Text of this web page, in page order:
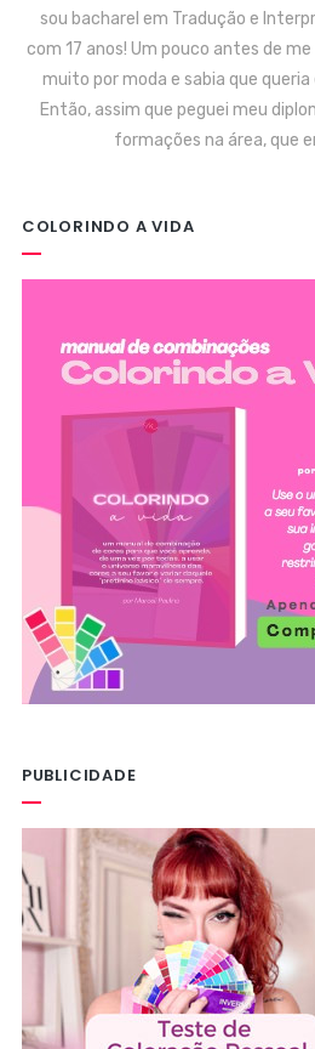
sou bacharel em Tradução e
com 17 anos! Um pouco antes de
muito por moda e sabia que
Então, assim que peguei meu
formações na área, que
COLORINDO A VIDA
PUBLICIDADE